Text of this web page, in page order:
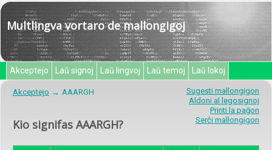
Multlingva vortaro de mallongigoj
Akceptejo Laŭ signoj Laŭ lingvoj Laŭ temoj Laŭ lokoj
Sugesti mallongigon
Aldoni al legosignoj
Printi la paĝon
Serĉi mallongigon
Akceptejo AAARGH
Kio signifas AAARGH?